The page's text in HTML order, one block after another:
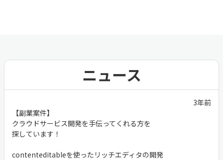
ニュース
3年前
【副業案件】
クラウドサービス開発を手伝ってくれる方を
探しています！
contenteditableを使ったリッチエディタの開発